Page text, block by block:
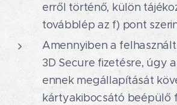
erről történő, külön
továbblép az f) pont
Amennyiben a
3D Secure fizetésre, úgy
ennek megállapítását
kártyakibocsátó beépülő